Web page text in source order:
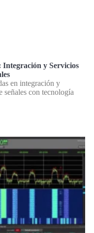
Integración y Servicios
en integración y
señales con tecnología